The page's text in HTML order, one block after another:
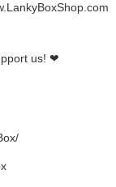
us! ❤